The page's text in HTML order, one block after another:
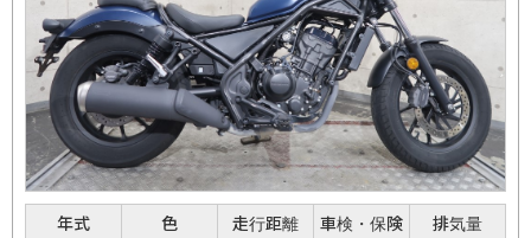
年式 色 走行距離 車検・保険
排気量